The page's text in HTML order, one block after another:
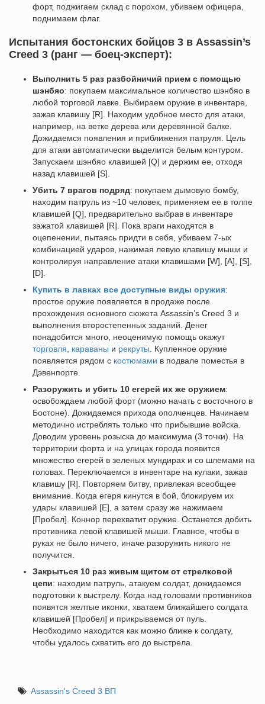
форт, поджигаем склад с порохом, убиваем офицера,
поднимаем флаг.
Испытания бостонских бойцов 3 в Assassin’s
Creed 3 (ранг — боец-эксперт):
Выполнить 5 раз разбойничий прием с помощью
шэнбяо: покупаем максимальное количество шэнбяо в
любой торговой лавке. Выбираем оружие в инвентаре,
зажав клавишу [R]. Находим удобное место для атаки,
например, на ветке дерева или деревянной балке.
Дожидаемся появления и приближения патруля. Цель
для атаки автоматически выделится белым контуром.
Запускаем шэнбяо клавишей [Q] и держим ее, отходя
назад клавишей [S].
Убить 7 врагов подряд: покупаем дымовую бомбу,
находим патруль из ~10 человек, применяем ее в толпе
клавишей [Q], предварительно выбрав в инвентаре
зажатой клавишей [R]. Пока враги находятся в
оцепенении, пытаясь придти в себя, убиваем 7-ых
комбинацией ударов, нажимая левую клавишу мыши и
контролируя направление атаки клавишами [W], [A], [S],
[D].
Купить в лавках все доступные виды оружия:
простое оружие появляется в продаже после
прохождения основного сюжета Assassin’s Creed 3 и
выполнения второстепенных заданий. Денег
понадобится много, неоценимую помощь окажут
торговля
караваны и рекруты . Купленное оружие
появляется рядом с костюмами в подвале поместья в
Дэвенпорте.
Разоружить и убить 10 егерей их же оружием:
освобождаем любой форт (можно начать с восточного в
Бостоне). Дожидаемся прихода ополченцев. Начинаем
методично истреблять только что прибывшие войска.
Доводим уровень розыска до максимума (3 точки). На
территории форта и на улицах города появится
множество егерей в зеленых мундирах и со шлемами на
головах. Переключаемся в инвентаре на кулаки, зажав
клавишу [R]. Повторяем битву, привлекая всеобщее
внимание. Когда егеря кинутся в бой, блокируем их
удары клавишей [E], а затем сразу же нажимаем
[Пробел]. Коннор перехватит оружие. Останется добить
противника левой клавишей мыши. Главное, чтобы в
руках не было ничего, иначе разоружить никого не
получится.
Закрыться 10 раз живым щитом от стрелковой
цепи: находим патруль, атакуем солдат, дожидаемся
подготовки к выстрелу. Когда над головами противников
появятся желтые иконки, хватаем ближайшего солдата
клавишей [Пробел] и прикрываемся от пуль.
Необходимо находится как можно ближе к солдату,
чтобы удалось схватить его до выстрела.
Assassin's Creed 3 ВП